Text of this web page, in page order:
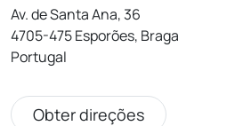
Av. de Santa Ana, 36
4705-475 Esporões, Braga
Portugal
Obter direções